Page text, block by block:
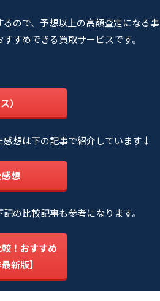
ので、予想以上の高額査定になる事
すめできる買取サービスです。
）
想は下の記事で紹介しています↓
想
の比較記事も参考になります。
！おすすめ
新版】